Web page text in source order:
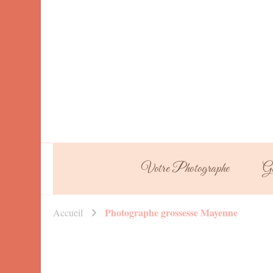
Votre Photographe
Accueil Photographe grossesse Mayenne